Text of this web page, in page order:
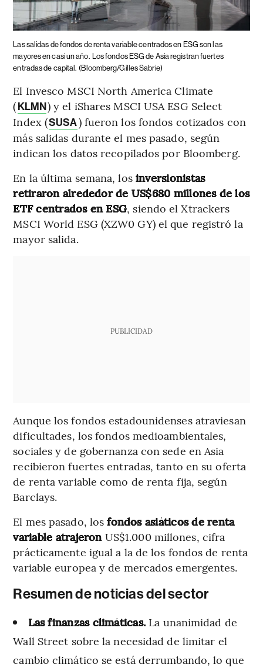
Las salidas de fondos de renta variable centrados en ESG son las
mayores en casi un año. Los fondos ESG de Asia registran fuertes
entradas de capital. (Bloomberg/Gilles Sabrie)
El Invesco MSCI North America Climate
(KLMN) y el iShares MSCI USA ESG Select
Index (SUSA) fueron los fondos cotizados con
más salidas durante el mes pasado, según
indican los datos recopilados por Bloomberg.
En la última semana, los inversionistas
retiraron alrededor de US$680 millones de los
ETF centrados en ESG, siendo el Xtrackers
MSCI World ESG (XZW0 GY) el que registró la
mayor salida.
PUBLICIDAD
Aunque los fondos estadounidenses atraviesan
dificultades, los fondos medioambientales,
sociales y de gobernanza con sede en Asia
recibieron fuertes entradas, tanto en su oferta
de renta variable como de renta fija, según
Barclays.
El mes pasado, losfondos asiáticos de renta
variable atrajeronUS$1.000 millones, cifra
prácticamente igual a la de los fondos de renta
variable europea y de mercados emergentes.
Resumen de noticias del sector
Las finanzas climáticas. La unanimidad de
Wall Street sobre la necesidad de limitar el
cambio climático se está derrumbando, lo que